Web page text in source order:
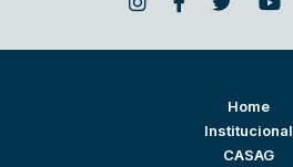
Home
Institucional
CASAG